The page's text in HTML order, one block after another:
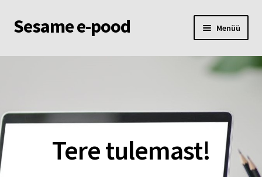
Liigu
navigeerimisele
Liigu
sisu
Sesame e-pood Menüü
Esileht
Ostukorv
Minu kontoTere tulemast!